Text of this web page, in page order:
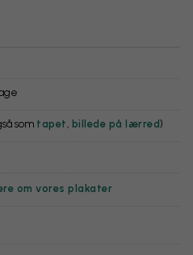
som tapet billede på lærred)
om vores plakater